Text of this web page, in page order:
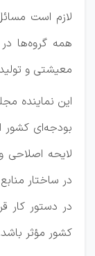
لازم است
همه گروه‌ها
معیشتی و
این نماینده
بودجه‌ای کشور
در ساختار
در دستور کار
کشور مؤثر